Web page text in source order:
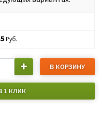
Руб.
В КОРЗИНУ
1 КЛИК